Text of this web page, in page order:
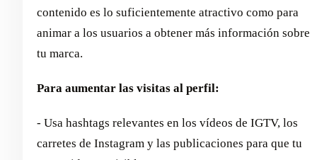
contenido es lo suficientemente atractivo como para
animar a los usuarios a obtener más información sobre
tu marca.
Para aumentar las visitas al perfil:
- Usa hashtags relevantes en los vídeos de IGTV, los
carretes de Instagram y las publicaciones para que tu